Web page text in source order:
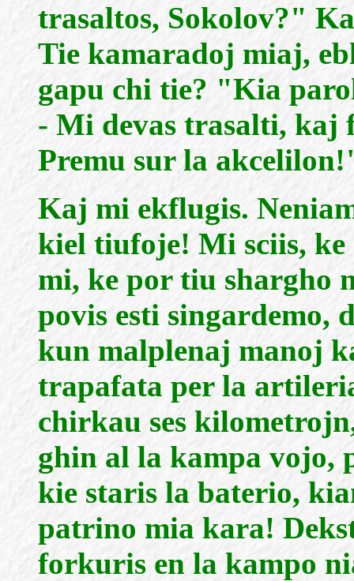
trasaltos, Sokolov?"
Tie kamaradoj miaj,
gapu chi tie? "Kia
- Mi devas trasalti,
Premu sur la
Kaj mi ekflugis.
kiel tiufoje! Mi sciis,
mi, ke por tiu shargho
povis esti singardemo,
kun malplenaj manoj
trapafata per la
chirkau ses
ghin al la kampa vojo,
kie staris la baterio,
patrino mia kara!
forkuris en la kampo